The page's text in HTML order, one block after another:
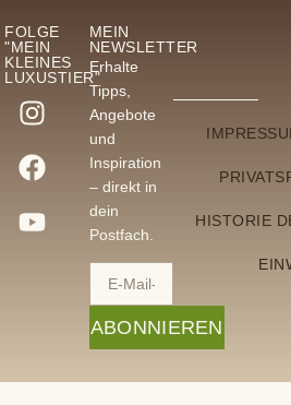
FOLGE
"MEIN
KLEINES
LUXUSTIER"
MEIN
NEWSLETTER
Erhalte
Tipps,
Angebote
und
Inspiration
– direkt in
dein
Postfach.
ABONNIEREN
HISTORIE